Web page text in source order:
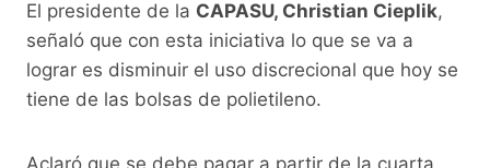
El presidente de la CAPASU, Christian Cieplik,
señaló que con esta iniciativa lo que se va a
lograr es disminuir el uso discrecional que hoy se
tiene de las bolsas de polietileno.
Aclaró que se debe pagar a partir de la cuarta